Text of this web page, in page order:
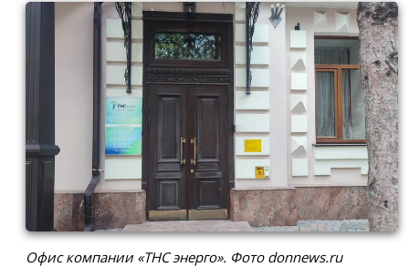
Офис компании «ТНС энерго». Фото donnews.ru